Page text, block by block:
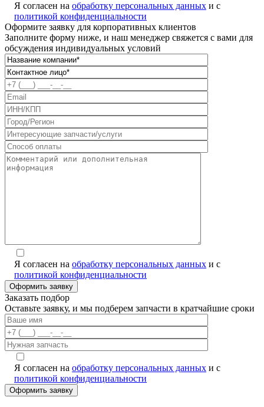
Я согласен на обработку персональных данных и с
политикой конфиденциальности
Оформите заявку для корпоративных клиентов
Заполните форму ниже, и наш менеджер свяжется с вами для
обсуждения индивидуальных условий
Я согласен на обработку персональных данных и с
политикой конфиденциальности
Заказать подбор
Оставьте заявку, и мы подберем запчасти в кратчайшие сроки
Я согласен на обработку персональных данных и с
политикой конфиденциальности